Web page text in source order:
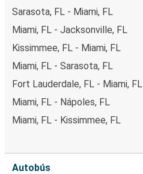
Sarasota, FL - Miami, FL
Miami, FL - Jacksonville, FL
Kissimmee, FL - Miami, FL
Miami, FL - Sarasota, FL
Fort Lauderdale, FL - Miami, FL
Miami, FL - Nápoles, FL
Miami, FL - Kissimmee, FL
Autobús